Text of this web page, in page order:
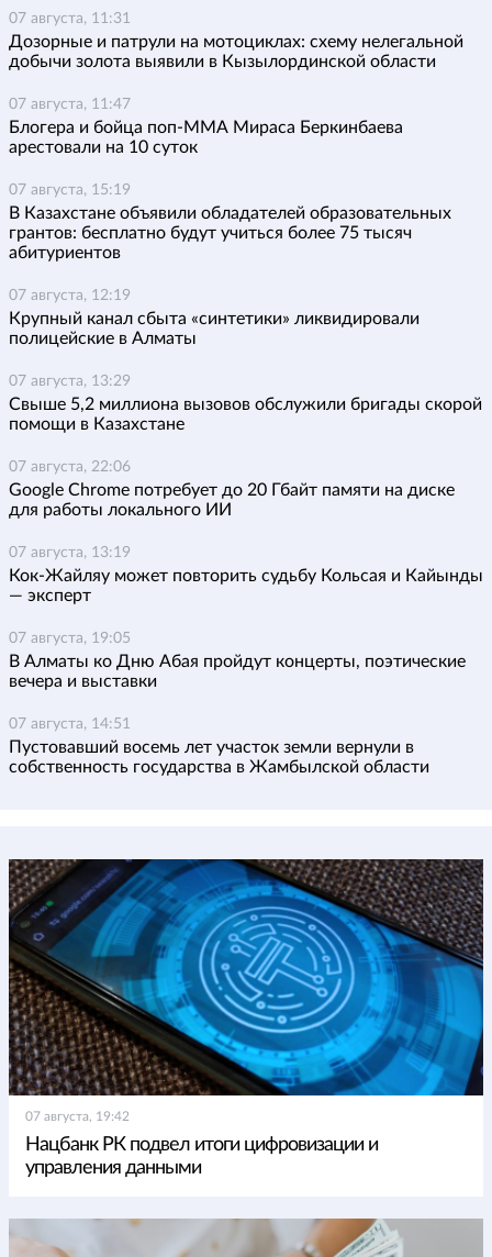
07 августа, 11:31
Дозорные и патрули на мотоциклах: схему нелегальной
добычи золота выявили в Кызылординской области
07 августа, 11:47
Блогера и бойца поп-ММА Мираса Беркинбаева
арестовали на 10 суток
07 августа, 15:19
В Казахстане объявили обладателей образовательных
грантов: бесплатно будут учиться более 75 тысяч
абитуриентов
07 августа, 12:19
Крупный канал сбыта «синтетики» ликвидировали
полицейские в Алматы
07 августа, 13:29
Свыше 5,2 миллиона вызовов обслужили бригады скорой
помощи в Казахстане
07 августа, 22:06
Google Chrome потребует до 20 Гбайт памяти на диске
для работы локального ИИ
07 августа, 13:19
Кок-Жайляу может повторить судьбу Кольсая и Кайынды
— эксперт
07 августа, 19:05
В Алматы ко Дню Абая пройдут концерты, поэтические
вечера и выставки
07 августа, 14:51
Пустовавший восемь лет участок земли вернули в
собственность государства в Жамбылской области
07 августа, 19:42
Нацбанк РК подвел итоги цифровизации и
управления данными